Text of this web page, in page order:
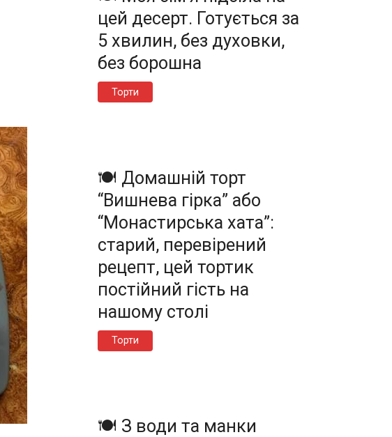
цей десерт. Готується за
5 хвилин, без духовки,
без борошна
Торти
🍽️ Домашній торт
“Вишнева гірка” або
“Монастирська хата”:
старий, перевірений
рецепт, цей тортик
постійний гість на
нашому столі
Торти
🍽️ З води та манки